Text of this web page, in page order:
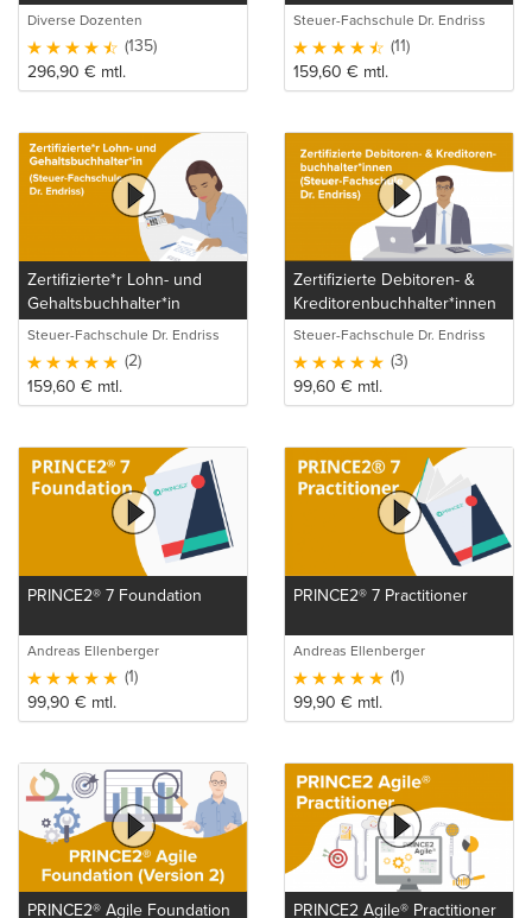
Bachelor Professional in
Bilanzbuchhaltung (Steuer-
Fachschule Dr. Endriss)
Diverse Dozenten
(135)
296,90 € mtl.
(Steuer-Fachschule Dr.
Steuer-Fachschule Dr. Endriss
GmbH & Co. KG (11)
159,60 € mtl.
Zertifizierte*r Lohn- und
Gehaltsbuchhalter*in
(Steuer-Fachschule Dr.
Endriss)
Steuer-Fachschule Dr. Endriss
GmbH & Co. KG (2)
159,60 € mtl.
Zertifizierte Debitoren- &
Kreditorenbuchhalter*innen
(Steuer-Fachschule Dr.
Endriss)
Steuer-Fachschule Dr. Endriss
GmbH & Co. KG (3)
99,60 € mtl.
PRINCE2® 7 Foundation
Andreas Ellenberger
(1)
99,90 € mtl.
PRINCE2® 7 Practitioner
Andreas Ellenberger
(1)
99,90 € mtl.
PRINCE2® Agile Foundation PRINCE2 Agile® Practitioner